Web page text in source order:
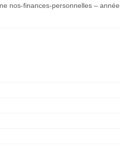
nos-finances-personnelles – année